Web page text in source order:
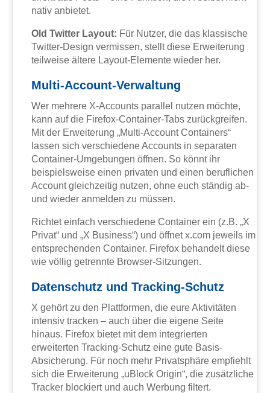
nativ anbietet.
Old Twitter Layout: Für Nutzer, die das klassische
Twitter-Design vermissen, stellt diese Erweiterung
teilweise ältere Layout-Elemente wieder her.
Multi-Account-Verwaltung
Wer mehrere X-Accounts parallel nutzen möchte,
kann auf die Firefox-Container-Tabs zurückgreifen.
Mit der Erweiterung „Multi-Account Containers“
lassen sich verschiedene Accounts in separaten
Container-Umgebungen öffnen. So könnt ihr
beispielsweise einen privaten und einen beruflichen
Account gleichzeitig nutzen, ohne euch ständig ab-
und wieder anmelden zu müssen.
Richtet einfach verschiedene Container ein (z.B. „X
Privat“ und „X Business“) und öffnet x.com jeweils im
entsprechenden Container. Firefox behandelt diese
wie völlig getrennte Browser-Sitzungen.
Datenschutz und Tracking-Schutz
X gehört zu den Plattformen, die eure Aktivitäten
intensiv tracken – auch über die eigene Seite
hinaus. Firefox bietet mit dem integrierten
erweiterten Tracking-Schutz eine gute Basis-
Absicherung. Für noch mehr Privatsphäre empfiehlt
sich die Erweiterung „uBlock Origin“, die zusätzliche
Tracker blockiert und auch Werbung filtert.